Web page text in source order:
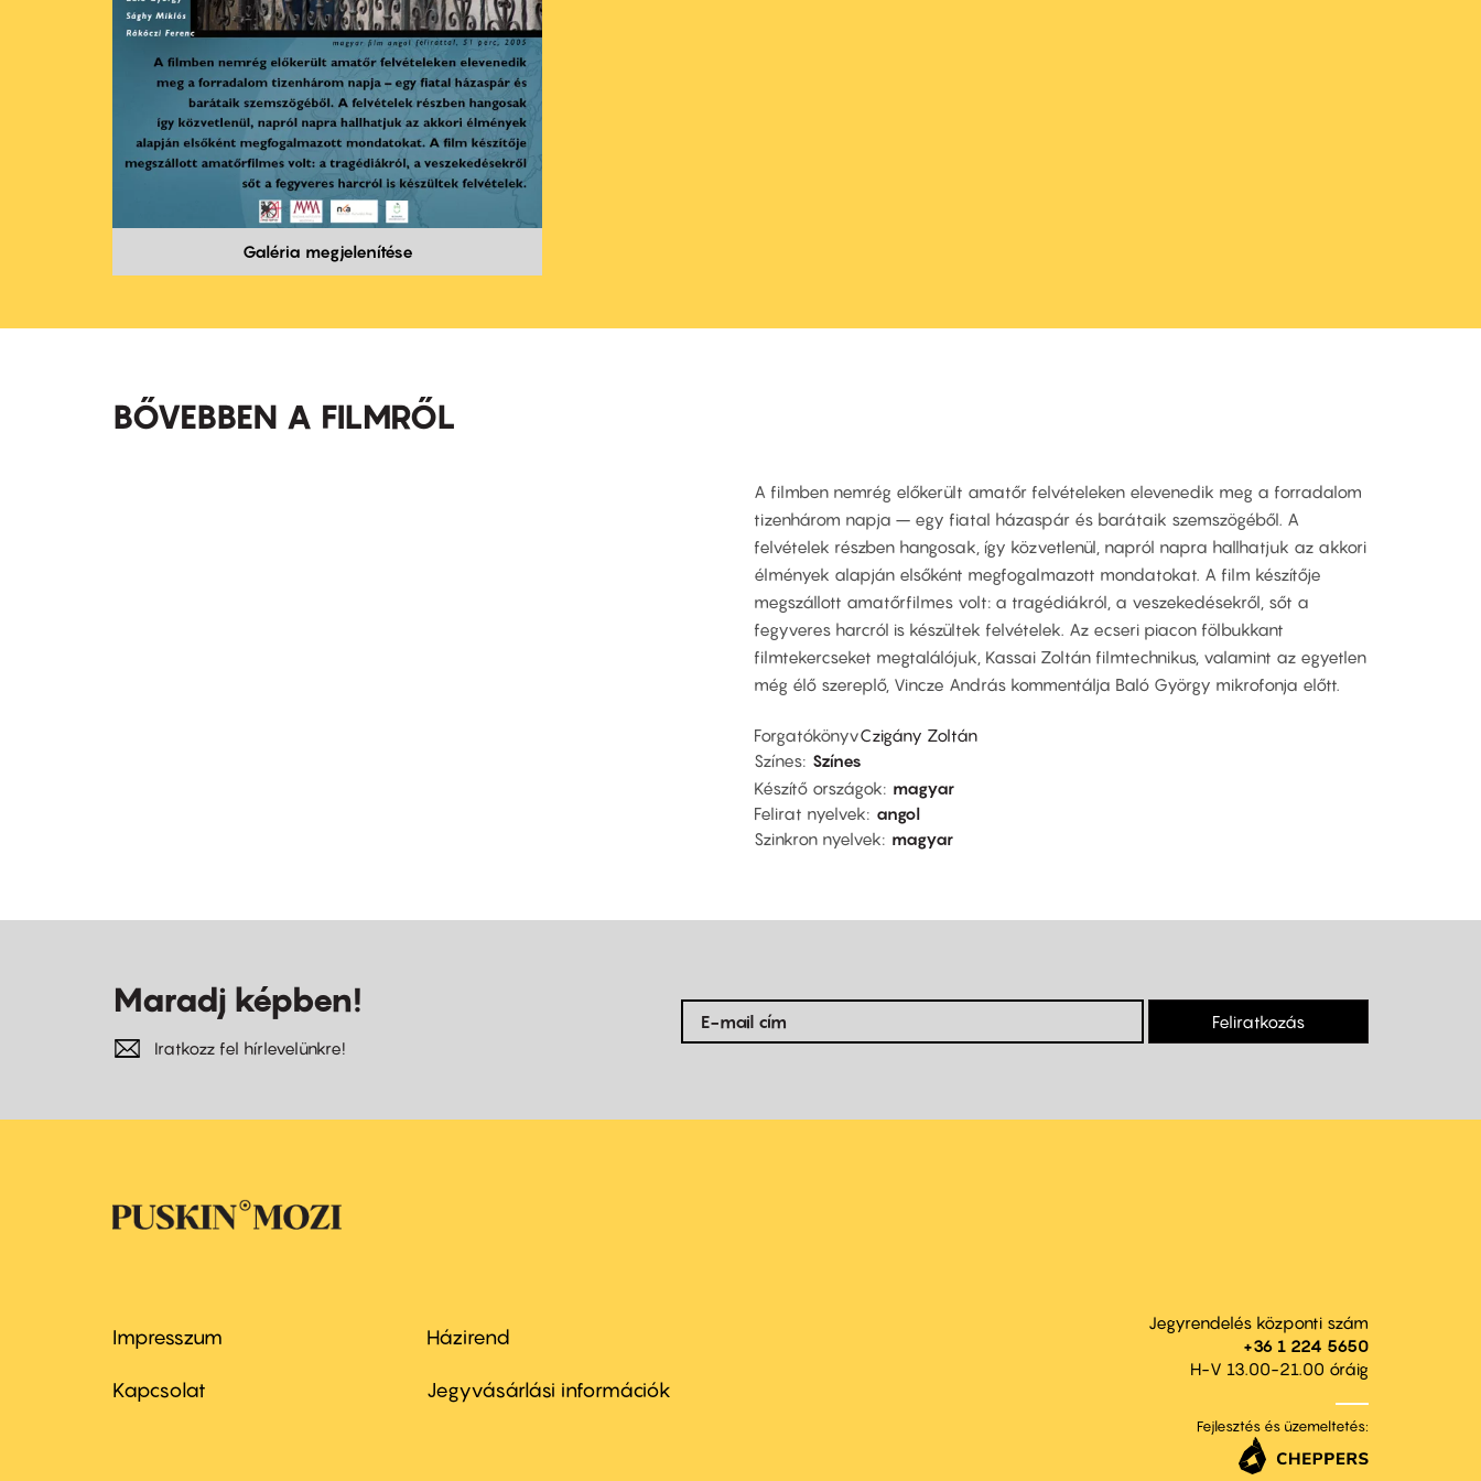
Galéria megjelenítése
BŐVEBBEN A FILMRŐL
A filmben nemrég előkerült amatőr felvételeken elevenedik meg a forradalom
tizenhárom napja – egy fiatal házaspár és barátaik szemszögéből. A
felvételek részben hangosak, így közvetlenül, napról napra hallhatjuk az akkori
élmények alapján elsőként megfogalmazott mondatokat. A film készítője
megszállott amatőrfilmes volt: a tragédiákról, a veszekedésekről, sőt a
fegyveres harcról is készültek felvételek. Az ecseri piacon fölbukkant
filmtekercseket megtalálójuk, Kassai Zoltán filmtechnikus, valamint az egyetlen
még élő szereplő, Vincze András kommentálja Baló György mikrofonja előtt.
ForgatókönyvCzigány Zoltán
Színes Színes
Készítő országok
magyar
Felirat nyelvek
angol
Szinkron nyelvek
magyar
Maradj képben!
Iratkozz fel hírlevelünkre!
Feliratkozás
Footer
menu
Impresszum
Kapcsolat
Footer
menu
Házirend
Jegyvásárlási információk
Jegyrendelés központi szám
+36 1 224 5650
H-V 13.00-21.00 óráig
Fejlesztés és üzemeltetés: